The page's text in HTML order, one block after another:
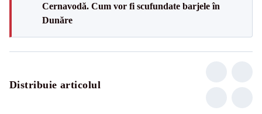
Cernavodă. Cum vor fi scufundate barjele în
Dunăre
Distribuie articolul